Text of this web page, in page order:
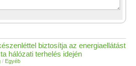
biztosítja az energiaellátást
hálózati terhelés idején
/ Egyéb